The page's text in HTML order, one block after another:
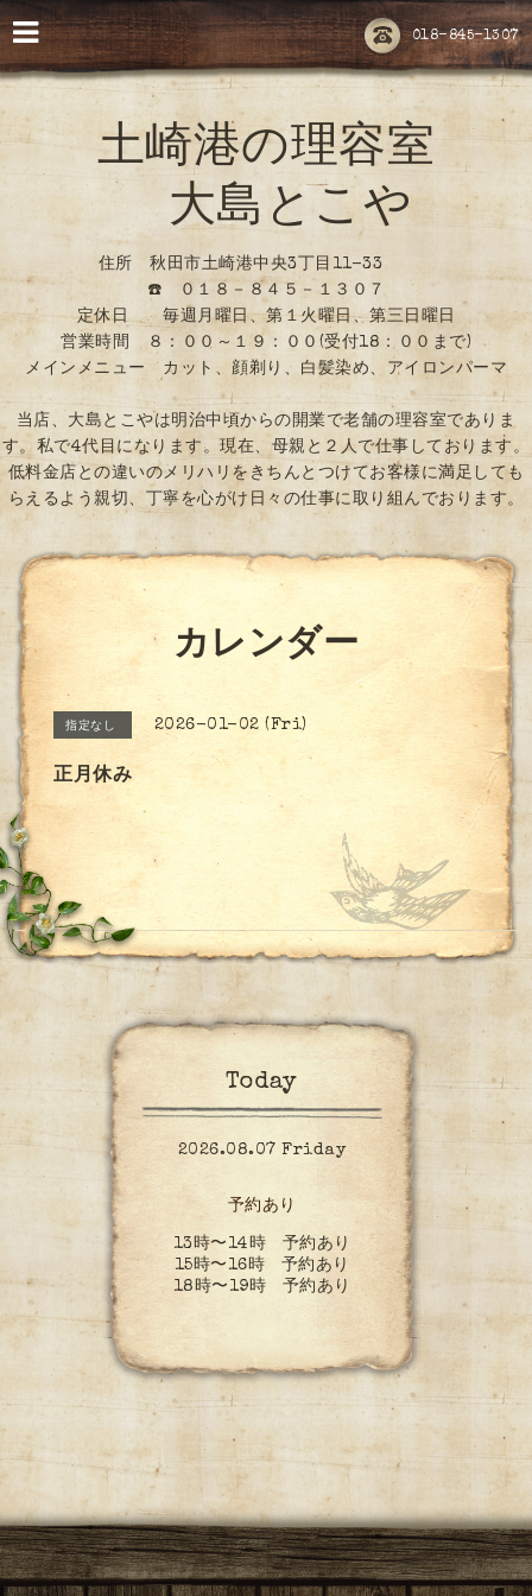
018-845-1307
土崎港の理容室
大島とこや
住所 秋田市土崎港中央3丁目11-33
☎️ ０１８－８４５－１３０７
定休日 毎週月曜日、第１火曜日、第三日曜日
営業時間 ８：００～１９：００(受付18：００まで)
メインメニュー カット、顔剃り、白髪染め、アイロンパーマ
当店、大島とこやは明治中頃からの開業で老舗の理容室でありま
す。私で4代目になります。現在、母親と２人で仕事しております。
低料金店との違いのメリハリをきちんとつけてお客様に満足しても
らえるよう親切、丁寧を心がけ日々の仕事に取り組んでおります。
カレンダー
指定なし 2026-01-02 (Fri)
正月休み
Today
2026.08.07 Friday
予約あり
13時〜14時 予約あり
15時〜16時 予約あり
18時〜19時 予約あり